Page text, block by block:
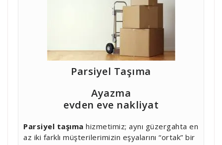
Parsiyel Taşıma
Ayazma
evden eve nakliyat
Parsiyel taşıma hizmetimiz; aynı güzergahta en
az iki farklı müşterilerimizin eşyalarını “ortak” bir